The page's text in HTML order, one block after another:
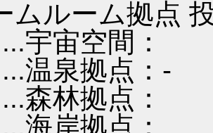
ムルーム拠点
宙空間：
泉拠点：-
林拠点：
岸拠点：